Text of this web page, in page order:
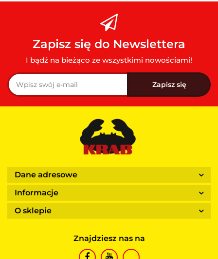
Zapisz się do Newslettera
I bądź na bieżąco ze wszystkimi nowościami!
Dane adresowe
Informacje
O sklepie
Znajdziesz nas na